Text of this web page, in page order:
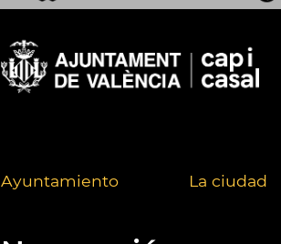
Ayuntamiento La ciudad